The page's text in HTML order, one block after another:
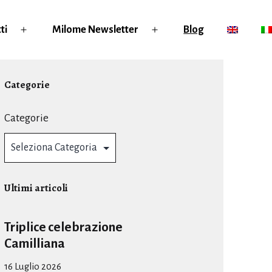
Apri
Milome Newsletter
Apri
Blog
Categorie
Categorie
Ultimi articoli
Triplice celebrazione
Camilliana
16 Luglio 2026